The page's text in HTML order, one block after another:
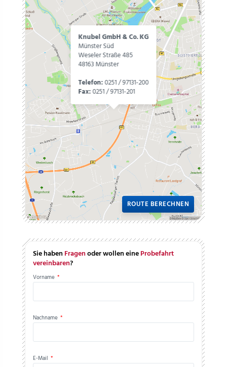
Knubel GmbH & Co. KG
Münster Süd
Weseler Straße 485
48163 Münster
Telefon:0251 / 97131-200
Fax:0251 / 97131-201
ROUTE BERECHNEN
Sie haben Fragenoder wollen eineProbefahrt
vereinbaren?
Vorname *
Nachname *
E-Mail *